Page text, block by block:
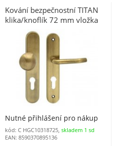
Kování bezpečnostní TITAN
klika/knoflík 72 mm vložka
PRAVÁ bronz česaný OFS
Nutné přihlášení pro nákup
kód: C HGC10318725, skladem 1 sd
EAN: 8590370895136